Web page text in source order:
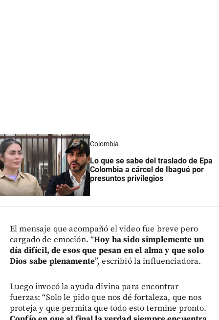
Colombia
Lo que se sabe del traslado de Epa
Colombia a cárcel de Ibagué por
presuntos privilegios
El mensaje que acompañó el video fue breve pero
cargado de emoción. “Hoy ha sido simplemente un
día difícil, de esos que pesan en el alma y que solo
Dios sabe plenamente”, escribió la influenciadora.
Luego invocó la ayuda divina para encontrar
fuerzas: “Solo le pido que nos dé fortaleza, que nos
proteja y que permita que todo esto termine pronto.